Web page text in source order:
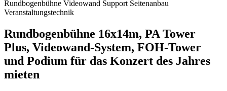
Rundbogenbühne 16x14m, PA Tower
Plus, Videowand-System, FOH-Tower
und Podium für das Konzert des Jahres
mieten